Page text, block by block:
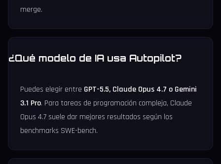
merge.
¿Qué modelo de IA usa Autopilot?
Puedes elegir entre GPT-5.5, Claude Opus 4.7 o Gemini
3.1 Pro. Para tareas de programación compleja, Claude
Opus 4.7 suele dar mejores resultados según los
benchmarks SWE-bench.